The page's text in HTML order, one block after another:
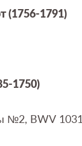
(1756-1791)
1750)
№2, BWV 1031